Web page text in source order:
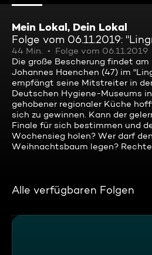
Mein Lokal, Dein Lokal
Folge vom 06.11.2019:
44 Min. Folge vom 06.11.2019
Die große Bescherung findet
Johannes Haenchen (47) im
empfängt seine Mitstreiter in
Deutschen Hygiene-Museums
gehobener regionaler Küche
sich zu gewinnen. Kann der
Finale für sich bestimmen und
Wochensieg holen? Wer darf
Weihnachtsbaum legen?
Alle verfügbaren Folgen